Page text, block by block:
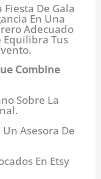
Fiesta De Gala
En Una
Adecuado
Equilibra Tus
Combine
Sobre La
Asesora De
En Etsy